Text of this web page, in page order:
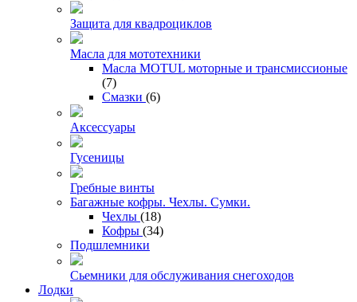
Защита для квадроциклов
Масла для мототехники
Масла MOTUL моторные и трансмиссионые
(7)
Смазки (6)
Аксессуары
Гусеницы
Гребные винты
Багажные кофры. Чехлы. Сумки.
Чехлы (18)
Кофры (34)
Подшлемники
Сьемники для обслуживания снегоходов
Лодки